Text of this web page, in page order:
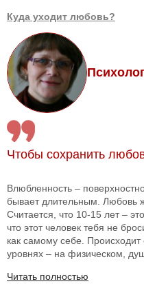
Куда уходит любовь?
Чтобы сохранить
Влюбленность –
бывает длительным. Любовь
Считается, что 10-15 лет –
что этот человек тебя не
как самому себе.
уровнях – на физическом,
Читать полностью